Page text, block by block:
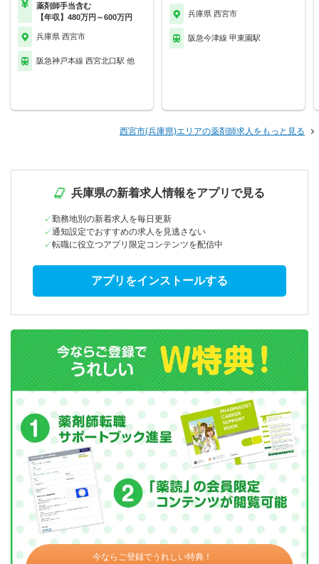
薬剤師手当含む
【年収】480万円～600万円
兵庫県 西宮市
阪急神戸本線 西宮北口駅 他
兵庫県 西宮市
阪急今津線 甲東園駅
西宮市(兵庫県)エリアの薬剤師求人をもっと見る
兵庫県の新着求人情報をアプリで見る
勤務地別の新着求人を毎日更新
通知設定でおすすめの求人を見逃さない
転職に役立つアプリ限定コンテンツを配信中
アプリをインストールする
今ならご登録でうれしい特典！